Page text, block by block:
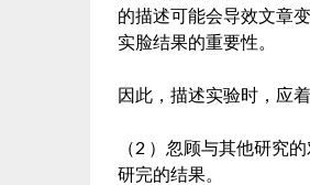
的描述可能会导效文章
实脸结果的重要性。
因此，描述实验时，应
（2 ）忽顾与其他研究
研完的结果。